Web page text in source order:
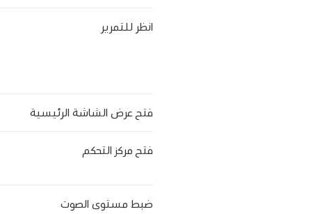
انظر للتمرير
فتح عرض الشاشة الرئيسية
فتح مركز التحكم
ضبط مستوى الصوت